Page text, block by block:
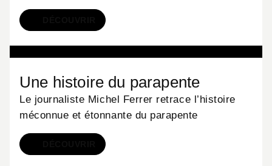
Une histoire du parapente
Le journaliste Michel Ferrer retrace l’histoire
méconnue et étonnante du parapente